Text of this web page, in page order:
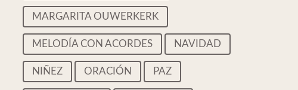
MARGARITA OUWERKERK
MELODÍA CON ACORDES NAVIDAD
NIÑEZ ORACIÓN PAZ